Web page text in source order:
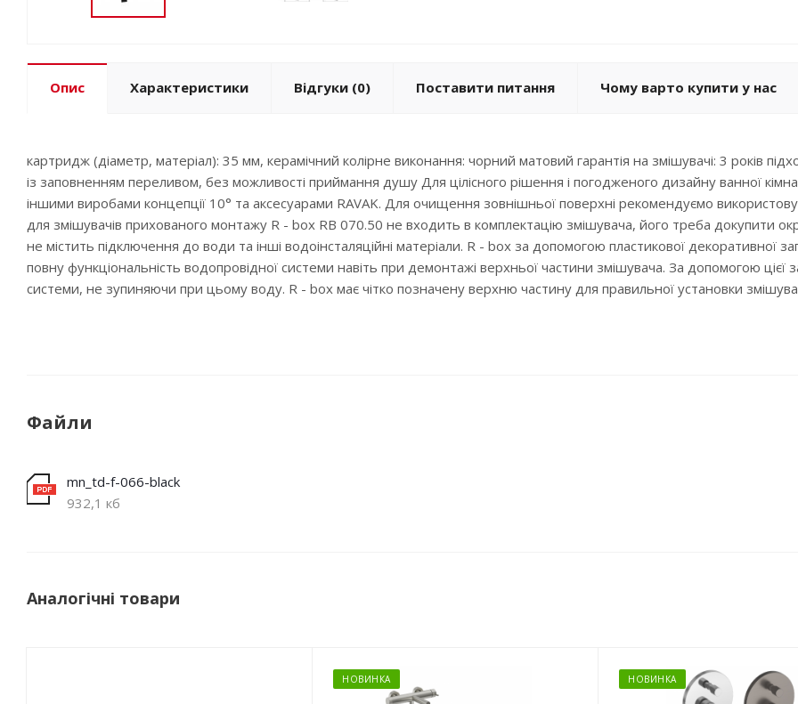
Опис Характеристики Відгуки (0) Поставити питання Чому варто купити у нас
картридж (діаметр, матеріал): 35 мм, керамічний колірне виконання: чорний матовий гарантія на змішувачі: 3 років
із заповненням переливом, без можливості приймання душу Для цілісного рішення і погодженого дизайну ванної
іншими виробами концепції 10° та аксесуарами RAVAK. Для очищення зовнішньої поверхні рекомендуємо
для змішувачів прихованого монтажу R - box RB 070.50 не входить в комплектацію змішувача, його треба докупити
не містить підключення до води та інші водоінсталяційні матеріали. R - box за допомогою пластикової декоративної
повну функціональність водопровідної системи навіть при демонтажі верхньої частини змішувача. За допомогою
системи, не зупиняючи при цьому воду. R - box має чітко позначену верхню частину для правильної установки
Файли
mn_td-f-066-black
932,1 кб
Аналогічні товари
НОВИНКА НОВИНКА